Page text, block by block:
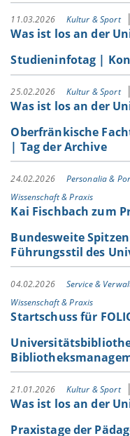
11.03.2026 Kultur & Sport
Was ist los an der
Studieninfotag |
25.02.2026 Kultur & Sport
Was ist los an der
Oberfränkische
| Tag der Archive
24.02.2026 Personalia &
Wissenschaft & Praxis
Kai Fischbach zum
Bundesweite
Führungsstil des
04.02.2026 Service &
Wissenschaft & Praxis
Startschuss für
21.01.2026 Kultur & Sport
Was ist los an der
Praxistage der